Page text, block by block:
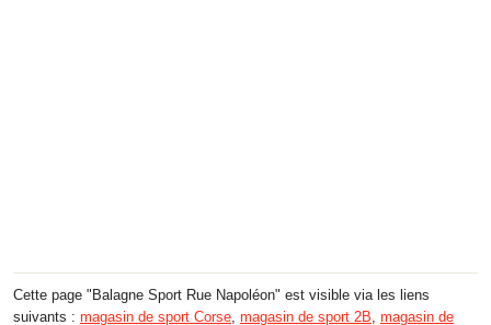
Cette page "Balagne Sport Rue Napoléon" est visible via les liens
suivants : magasin de sport Corse, magasin de sport 2B, magasin de